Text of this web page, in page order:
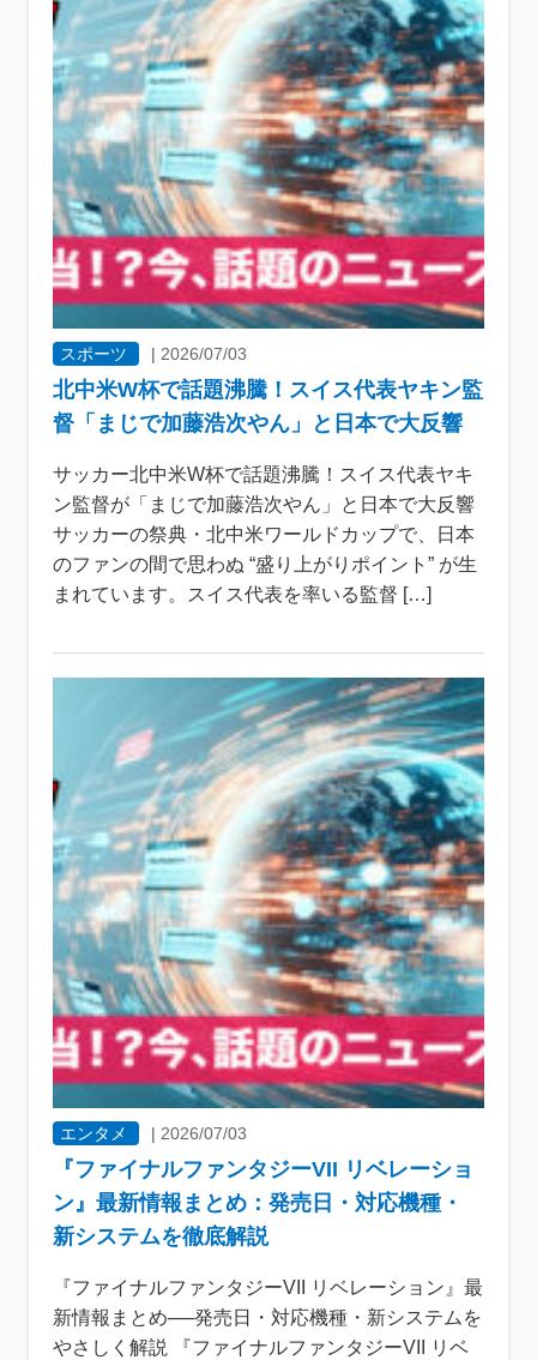
スポーツ | 2026/07/03
北中米W杯で話題沸騰！スイス代表ヤキン監
督「まじで加藤浩次やん」と日本で大反響
サッカー北中米W杯で話題沸騰！スイス代表ヤキ
ン監督が「まじで加藤浩次やん」と日本で大反響
サッカーの祭典・北中米ワールドカップで、日本
のファンの間で思わぬ “盛り上がりポイント” が生
まれています。スイス代表を率いる監督 […]
エンタメ | 2026/07/03
『ファイナルファンタジーVII リベレーショ
ン』最新情報まとめ：発売日・対応機種・
新システムを徹底解説
『ファイナルファンタジーVII リベレーション』最
新情報まとめ──発売日・対応機種・新システムを
やさしく解説 『ファイナルファンタジーVII リベ